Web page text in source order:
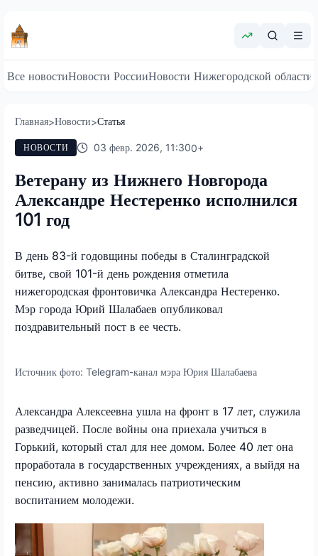
Все новостиНовости РоссииНовости Нижегородской области
Главная>Новости>Статья
НОВОСТИ 03 февр. 2026, 11:300+
Ветерану из Нижнего Новгорода
Александре Нестеренко исполнился
101 год
В день 83-й годовщины победы в Сталинградской
битве, свой 101-й день рождения отметила
нижегородская фронтовичка Александра Нестеренко.
Мэр города Юрий Шалабаев опубликовал
поздравительный пост в ее честь.
Источник фото: Telegram-канал мэра Юрия Шалабаева
Александра Алексеевна ушла на фронт в 17 лет, служила
разведчицей. После войны она приехала учиться в
Горький, который стал для нее домом. Более 40 лет она
проработала в государственных учреждениях, а выйдя на
пенсию, активно занималась патриотическим
воспитанием молодежи.